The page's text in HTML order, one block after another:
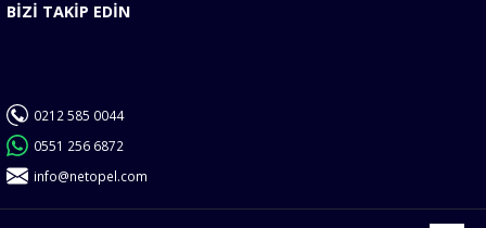
BİZİ TAKİP EDİN
0212 585 0044
0551 256 6872
info@netopel.com